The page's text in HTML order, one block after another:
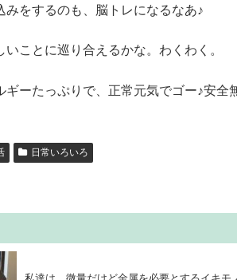
みをするのも、脳トレになるなあ♪
ことに巡り合えるかな。わくわく。
ギーたっぷりで、正常元気でゴー♪安全
日常いろいろ